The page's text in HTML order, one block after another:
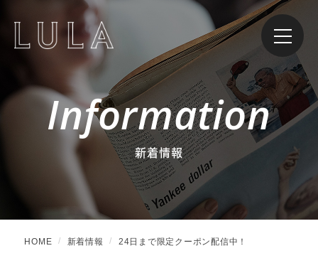
Information
新着情報
HOME 新着情報 24日まで限定クーポン配信中！